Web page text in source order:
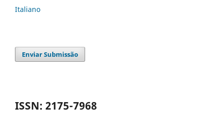
Italiano
Enviar Submissão
ISSN: 2175-7968